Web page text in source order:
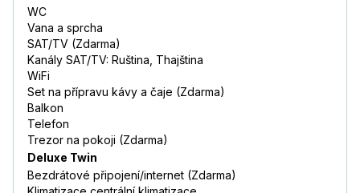
WC
Vana a sprcha
SAT/TV (Zdarma)
Kanály SAT/TV: Ruština, Thajština
WiFi
Set na přípravu kávy a čaje (Zdarma)
Balkon
Telefon
Trezor na pokoji (Zdarma)
Deluxe Twin
Bezdrátové připojení/internet (Zdarma)